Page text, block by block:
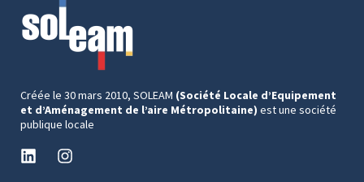
Créée le 30 mars 2010, SOLEAM (Société Locale d’Equipement
et d’Aménagement de l’aire Métropolitaine) est une société
publique locale